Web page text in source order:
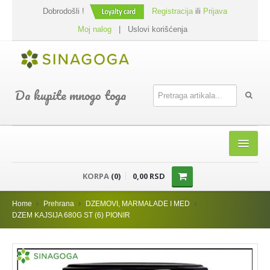
Dobrodošli ! Registracijaili Prijava
Moj nalog
Uslovi korišćenja
Da kupite mnogo toga
SHOP
PREHRANA
DODACI JELIMA
KORPA (0) 0,00 RSD
Home Prehrana
DZEMOVI, MARMALADE I MED
DZEM KAJSIJA 680G ST (6) PIONIR